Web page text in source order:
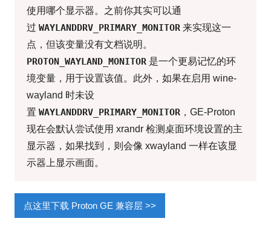
使用哪个显示器。之前你其实可以通
过 WAYLANDDRV_PRIMARY_MONITOR 来实现这一
点，但该变量没有文档说明。
PROTON_WAYLAND_MONITOR 是一个更易记忆的环
境变量，用于设置该值。此外，如果在启用 wine-
wayland 时未设
置 WAYLANDDRV_PRIMARY_MONITOR ，GE-Proton
现在会默认尝试使用 xrandr 检测桌面环境设置的主
显示器，如果找到，则会像 xwayland 一样在该显
示器上显示画面。
点这里下载 Proton GE 兼容层 >>